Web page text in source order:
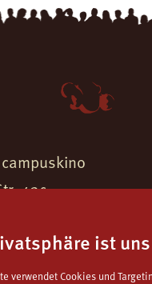
ist
verwendet Cookies und
43c
- 9771723